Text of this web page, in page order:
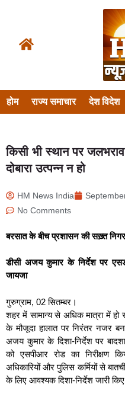
होम राज्य समाचार देश विदेश
किसी भी स्थान पर
दोबारा उत्पन्न न हो
HM News India
No Comments
बरसात के बीच प्रशासन की सख़्त
डीसी अजय कुमार के निर्देश पर
जायजा
गुरुग्राम, 02 सितम्बर।
शहर में सामान्य से अधिक मात्रा में हो
के मौजूदा हालात पर निरंतर नजर
अजय कुमार के दिशा-निर्देश पर
को एसपीआर रोड का निरीक्षण
अधिकारियों और पुलिस कर्मियों से
के लिए आवश्यक दिशा-निर्देश जारी